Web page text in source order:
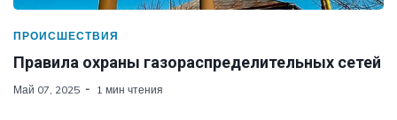
ПРОИСШЕСТВИЯ
Правила охраны газораспределительных сетей
Май 07, 2025 1 мин чтения